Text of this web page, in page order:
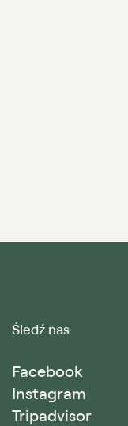
Śledź nas
Facebook
Instagram
Tripadvisor